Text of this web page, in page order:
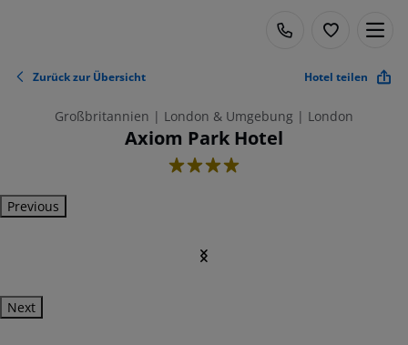
Zurück zur Übersicht Hotel teilen
Großbritannien | London & Umgebung | London
Axiom Park Hotel
4
Previous
Next